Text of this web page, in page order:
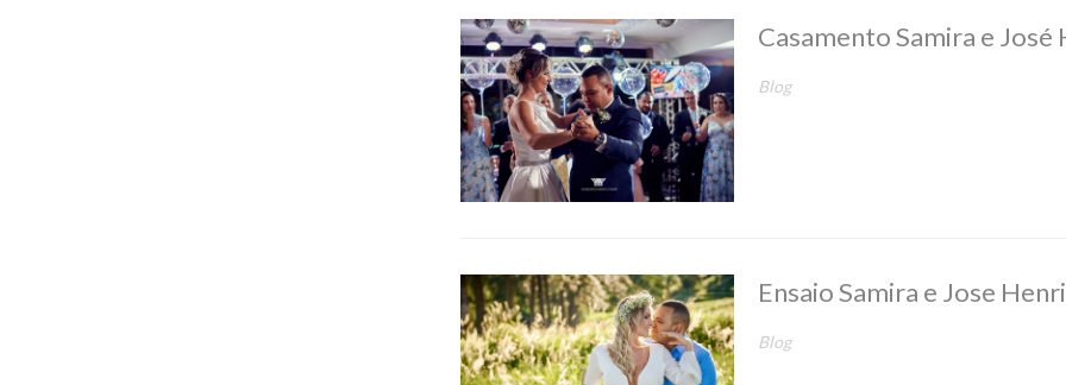
Casamento Samira e José
Blog
Ensaio Samira e Jose
Blog